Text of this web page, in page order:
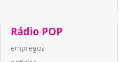
Rádio POP
empregos